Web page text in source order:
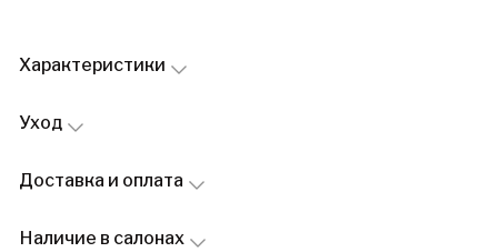
Характеристики
Уход
Доставка и оплата
Наличие в салонах